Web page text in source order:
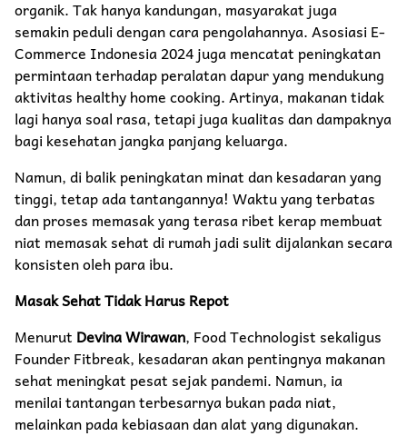
organik. Tak hanya kandungan, masyarakat juga
semakin peduli dengan cara pengolahannya. Asosiasi E-
Commerce Indonesia 2024 juga mencatat peningkatan
permintaan terhadap peralatan dapur yang mendukung
aktivitas healthy home cooking. Artinya, makanan tidak
lagi hanya soal rasa, tetapi juga kualitas dan dampaknya
bagi kesehatan jangka panjang keluarga.
Namun, di balik peningkatan minat dan kesadaran yang
tinggi, tetap ada tantangannya! Waktu yang terbatas
dan proses memasak yang terasa ribet kerap membuat
niat memasak sehat di rumah jadi sulit dijalankan secara
konsisten oleh para ibu.
Masak Sehat Tidak Harus Repot
Menurut Devina Wirawan, Food Technologist sekaligus
Founder Fitbreak, kesadaran akan pentingnya makanan
sehat meningkat pesat sejak pandemi. Namun, ia
menilai tantangan terbesarnya bukan pada niat,
melainkan pada kebiasaan dan alat yang digunakan.